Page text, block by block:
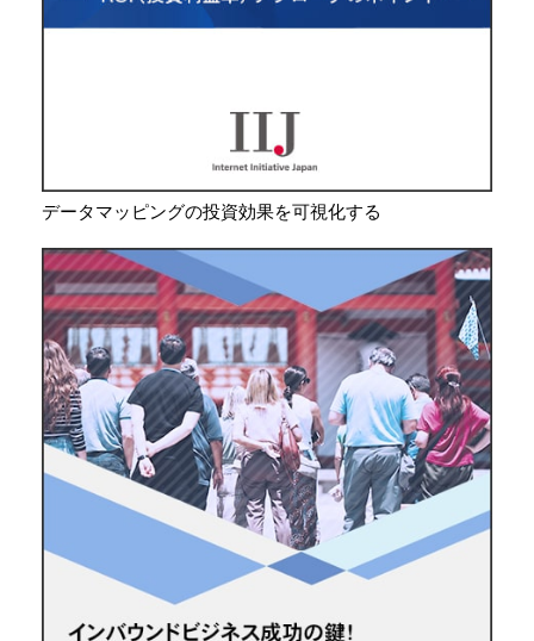
データマッピングの投資効果を可視化する